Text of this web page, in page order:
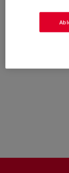
Lasermodul für